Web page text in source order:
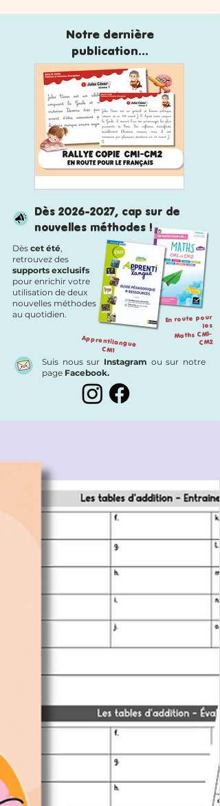
Notre dernière
publication...
CM1-CM2 : 120
fiches en lien avec
"En route pour le
français"
Dès cet été,
retrouvez des
supports exclusifs
pour enrichir votre
utilisation de deux
nouvelles méthodes
au quotidien.
Dès 2026-2027, cap sur de
nouvelles méthodes !
En route pour
les
Maths CM1-
CM2
Apprentilangue
CM1
Suis nous sur Instagram ou sur notre
page Facebook.